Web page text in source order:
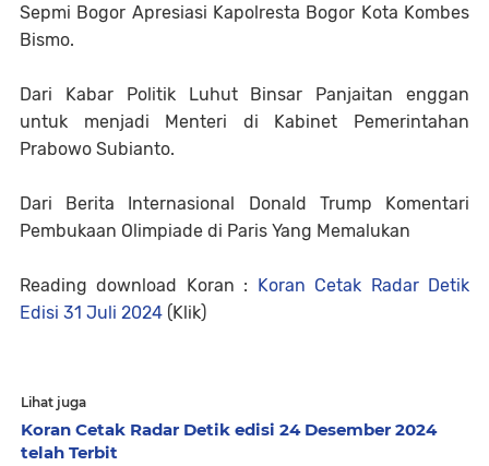
Sepmi Bogor Apresiasi Kapolresta Bogor Kota Kombes
Bismo.
Dari Kabar Politik Luhut Binsar Panjaitan enggan
untuk menjadi Menteri di Kabinet Pemerintahan
Prabowo Subianto.
Dari Berita Internasional Donald Trump Komentari
Pembukaan Olimpiade di Paris Yang Memalukan
Reading download Koran : Koran Cetak Radar Detik
Edisi 31 Juli 2024 (Klik)
Lihat juga
Koran Cetak Radar Detik edisi 24 Desember 2024
telah Terbit